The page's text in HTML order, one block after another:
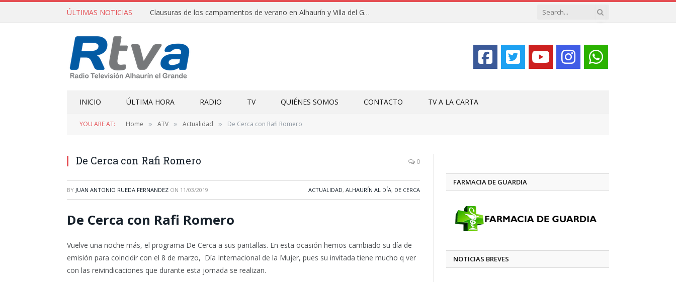
ÚLTIMAS NOTICIAS Clausuras de los campamentos de verano en Alhaurín y Villa del Guadalhorce 2026
INICIO ÚLTIMA HORA RADIO TV QUIÉNES SOMOS CONTACTO TV A LA CARTA
YOU ARE AT: Home » ATV » Actualidad » De Cerca con Rafi Romero
De Cerca con Rafi Romero 0
BY JUAN ANTONIO RUEDA FERNANDEZ ON 11/03/2019 ACTUALIDAD, ALHAURÍN AL DÍA, DE CERCA
De Cerca con Rafi Romero
Vuelve una noche más, el programa De Cerca a sus pantallas. En esta ocasión hemos cambiado su día de
emisión para coincidir con el 8 de marzo, Día Internacional de la Mujer, pues su invitada tiene mucho q ver
con las reivindicaciones que durante esta jornada se realizan.
FARMACIA DE GUARDIA
NOTICIAS BREVES